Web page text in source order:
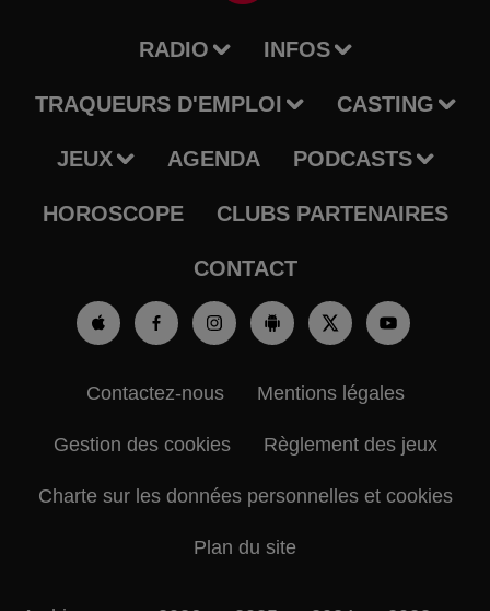
RADIO INFOS
TRAQUEURS D'EMPLOI CASTING
JEUX AGENDA PODCASTS
HOROSCOPE CLUBS PARTENAIRES
CONTACT
Contactez-nous Mentions légales
Gestion des cookies Règlement des jeux
Charte sur les données personnelles et cookies
Plan du site